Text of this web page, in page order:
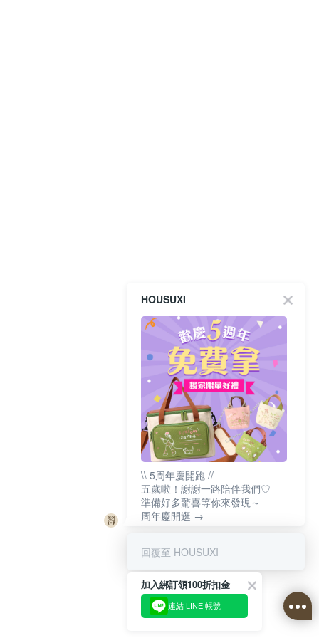
HOUSUXI
\\ 5周年慶開跑 //
五歲啦！謝謝一路陪伴我們♡
準備好多驚喜等你來發現～
周年慶開逛 →
回覆至 HOUSUXI
加入綁訂領100折扣金
連結 LINE 帳號